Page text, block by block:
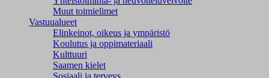
Muut toimielimet
Vastuualueet
Elinkeinot, oikeus ja ympäristö
Koulutus ja oppimateriaali
Kulttuuri
Saamen kielet
Sosiaali ja terveys